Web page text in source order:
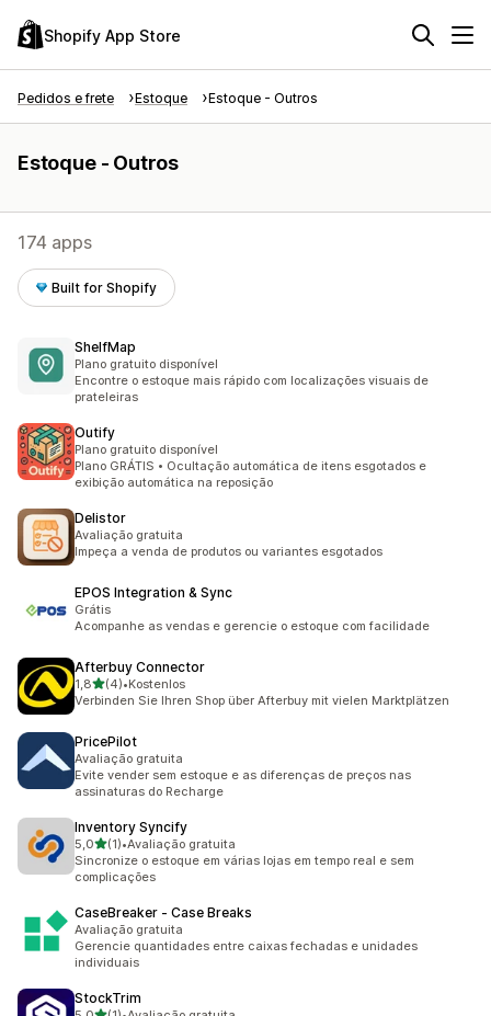
Shopify App Store
Pedidos e frete Estoque Estoque - Outros
Estoque - Outros
174 apps
Built for Shopify
ShelfMap
Plano gratuito disponível
Encontre o estoque mais rápido com localizações visuais de
prateleiras
Outify
Plano gratuito disponível
Plano GRÁTIS • Ocultação automática de itens esgotados e
exibição automática na reposição
Delistor
Avaliação gratuita
Impeça a venda de produtos ou variantes esgotados
EPOS Integration & Sync
Grátis
Acompanhe as vendas e gerencie o estoque com facilidade
Afterbuy Connector
1,8de 5 estrelas
(4)
4 avaliações ao todo
•Kostenlos
Verbinden Sie Ihren Shop über Afterbuy mit vielen Marktplätzen
PricePilot
Avaliação gratuita
Evite vender sem estoque e as diferenças de preços nas
assinaturas do Recharge
Inventory Syncify
5,0de 5 estrelas
(1)
1 avaliações ao todo
•Avaliação gratuita
Sincronize o estoque em várias lojas em tempo real e sem
complicações
CaseBreaker ‑ Case Breaks
Avaliação gratuita
Gerencie quantidades entre caixas fechadas e unidades
individuais
StockTrim